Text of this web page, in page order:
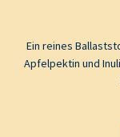
Ein reines
Apfelpektin und